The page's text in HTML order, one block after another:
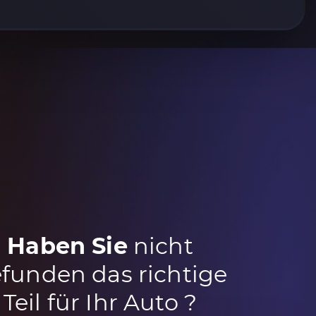
Haben Sienicht
das richtige
Teil für Ihr Auto ?